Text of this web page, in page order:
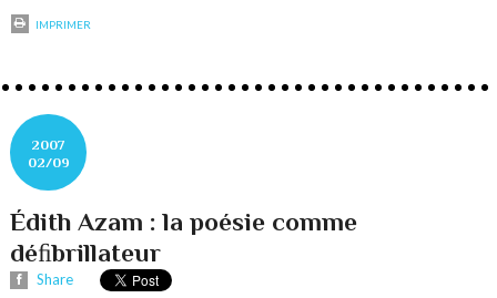
IMPRIMER
2007
02/09
Édith Azam : la poésie comme
déﬁbrillateur
Share